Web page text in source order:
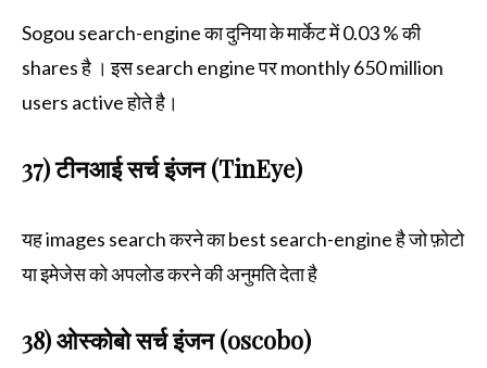
Sogou search-engine का दुनिया के मार्केट में 0.03 % की
shares है । इस search engine पर monthly 650 million
users active होते है।
37) टीनआई सर्च इंजन (TinEye)
यह images search करने का best search-engine है जो फ़ोटो
या इमेजेस को अपलोड करने की अनुमति देता है
38) ओस्कोबो सर्च इंजन (oscobo)